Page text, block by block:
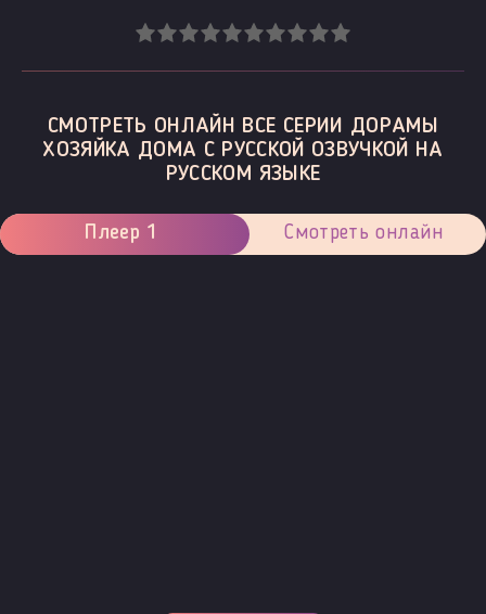
СМОТРЕТЬ ОНЛАЙН ВСЕ СЕРИИ ДОРАМЫ
ХОЗЯЙКА ДОМА С РУССКОЙ ОЗВУЧКОЙ НА
РУССКОМ ЯЗЫКЕ
Плеер 1 Смотреть онлайн